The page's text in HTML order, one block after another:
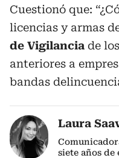
Cuestionó que:
licencias y armas
de Vigilancia de
anteriores a
bandas
Laura
siete años